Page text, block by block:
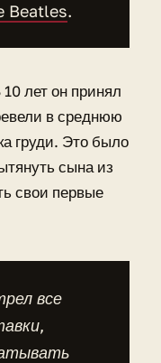
Beatles.
лет он принял
в среднюю
груди. Это было
сына из
свои первые
все